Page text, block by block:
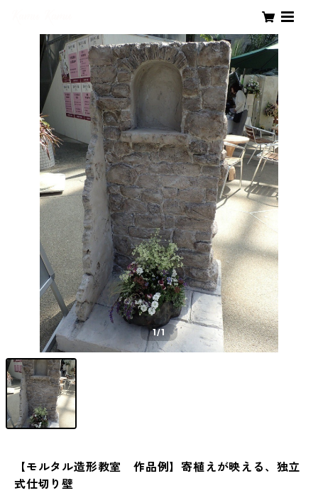
1/1
【モルタル造形教室 作品例】寄植えが映える、独立
式仕切り壁